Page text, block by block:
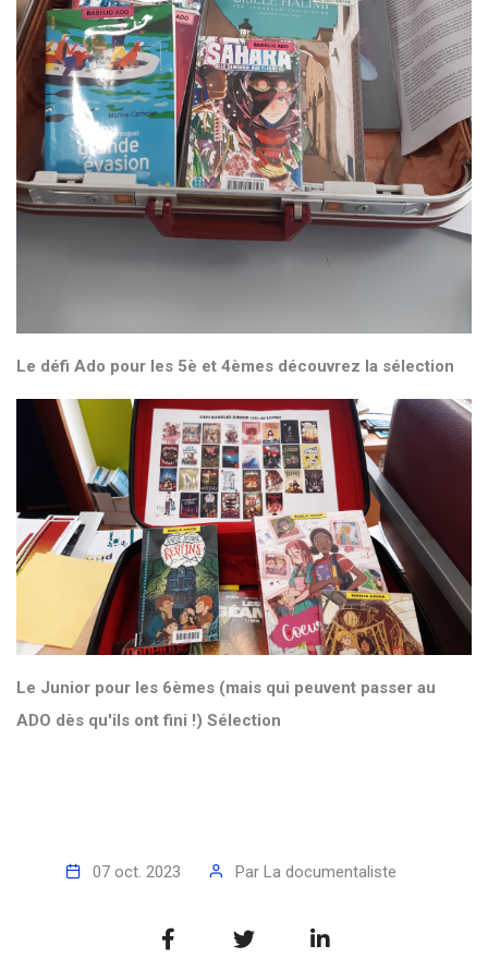
Le défi Ado pour les 5è et 4èmes découvrez la sélection
Le Junior pour les 6èmes (mais qui peuvent passer au
ADO dès qu'ils ont fini !) Sélection
07 oct. 2023 Par La documentaliste